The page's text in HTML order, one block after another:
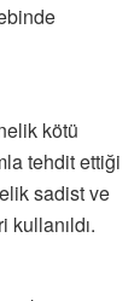
kötü
tehdit ettiği
sadist ve